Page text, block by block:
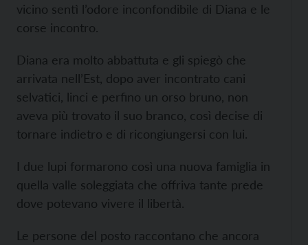
vicino sentì l’odore inconfondibile di Diana e le
corse incontro.
Diana era molto abbattuta e gli spiegò che
arrivata nell’Est, dopo aver incontrato cani
selvatici, linci e perfino un orso bruno, non
aveva più trovato il suo branco, così decise di
tornare indietro e di ricongiungersi con lui.
I due lupi formarono così una nuova famiglia in
quella valle soleggiata che offriva tante prede
dove potevano vivere il libertà.
Le persone del posto raccontano che ancora